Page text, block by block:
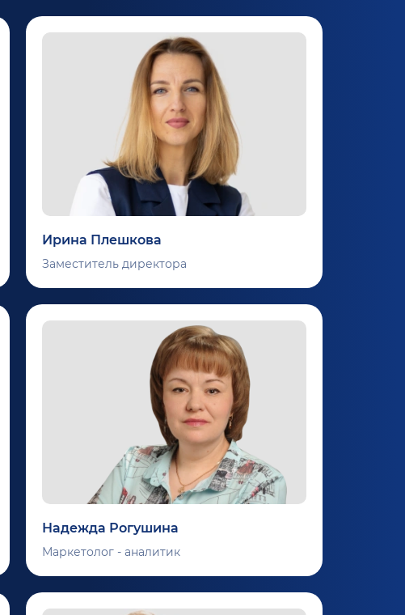
Ирина Плешкова
Заместитель директора
Надежда Рогушина
Маркетолог - аналитик